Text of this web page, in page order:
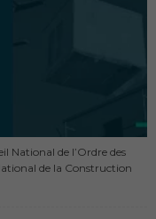
National de l’Ordre des
de la Construction